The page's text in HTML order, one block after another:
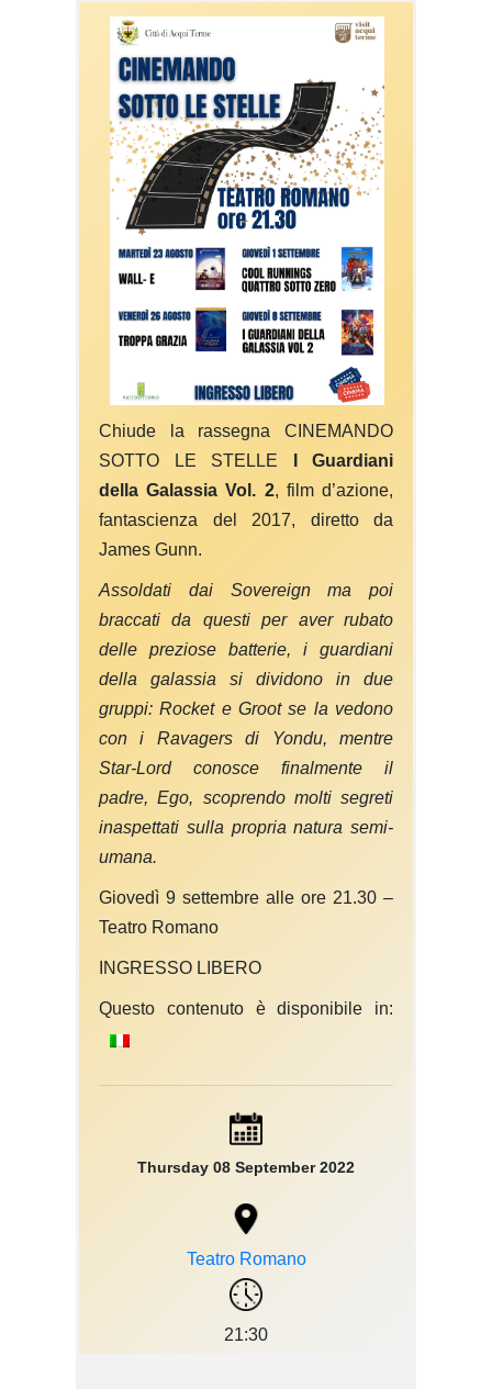
Chiude la rassegna CINEMANDO
SOTTO LE STELLE
Guardiani
della Galassia Vol. 2, film d’azione,
fantascienza del 2017, diretto da
James Gunn.
Assoldati dai Sovereign ma poi
braccati da questi per aver rubato
delle preziose batterie, i guardiani
della galassia si dividono in due
gruppi: Rocket e Groot se la vedono
con i Ravagers di Yondu, mentre
Star-Lord conosce finalmente il
padre, Ego, scoprendo molti segreti
inaspettati sulla propria natura semi-
umana.
Giovedì 9 settembre alle ore 21.30 –
Teatro Romano
INGRESSO LIBERO
Questo contenuto è disponibile in:
Thursday 08 September 2022
Teatro Romano
21:30